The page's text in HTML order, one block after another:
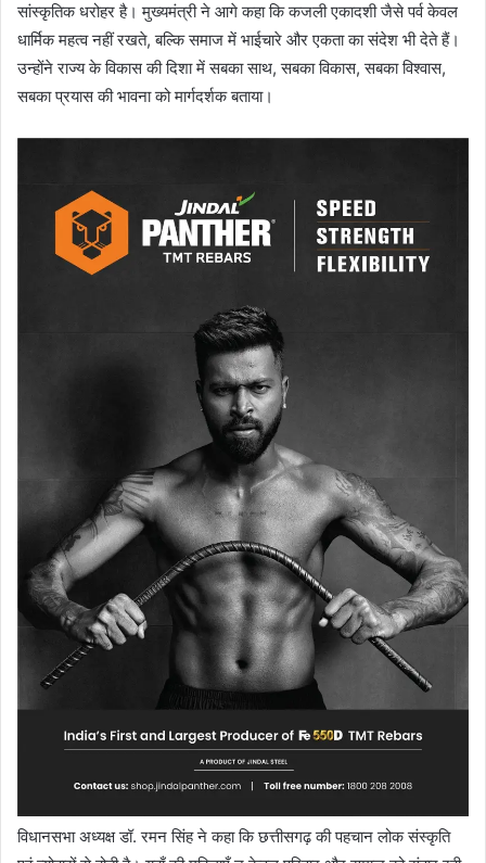
सांस्कृतिक धरोहर है। मुख्यमंत्री ने आगे कहा कि कजली एकादशी जैसे पर्व केवल
धार्मिक महत्व नहीं रखते, बल्कि समाज में भाईचारे और एकता का संदेश भी देते हैं।
उन्होंने राज्य के विकास की दिशा में सबका साथ, सबका विकास, सबका विश्वास,
सबका प्रयास की भावना को मार्गदर्शक बताया।
विधानसभा अध्यक्ष डॉ. रमन सिंह ने कहा कि छत्तीसगढ़ की पहचान लोक संस्कृति